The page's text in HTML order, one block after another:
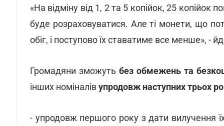
«На відміну від 1, 2 та 5 копійок, 25
буде розраховуватися. Але ті монети, що
обіг, і поступово їх ставатиме все менше», -
Громадяни зможуть без обмежень та
інших номіналівупродовж наступних трьох
- упродовж першого року з дати вилучення